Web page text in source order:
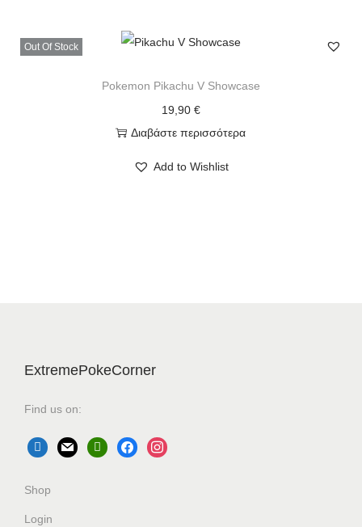
Out Of Stock
Pokemon Pikachu V Showcase
19,90 €
Διαβάστε περισσότερα
Add to Wishlist
ExtremePokeCorner
Find us on:
Shop
Login